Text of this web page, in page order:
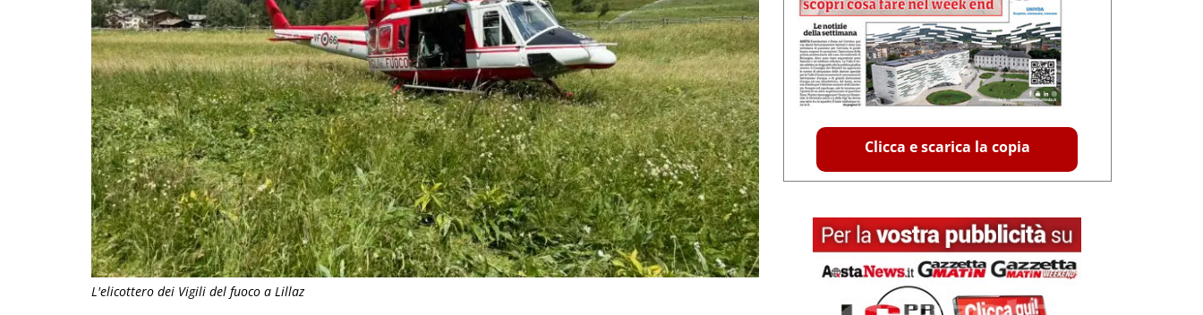
L'elicottero dei Vigili del fuoco a Lillaz
Clicca e scarica la copia